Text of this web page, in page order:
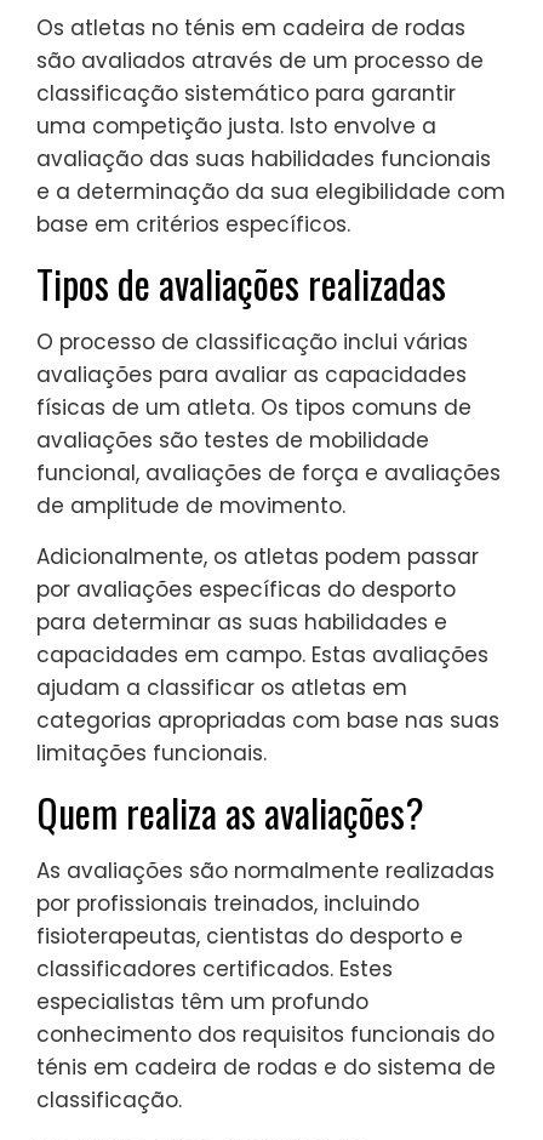
Os atletas no ténis em cadeira de rodas
são avaliados através de um processo de
classificação sistemático para garantir
uma competição justa. Isto envolve a
avaliação das suas habilidades funcionais
e a determinação da sua elegibilidade com
base em critérios específicos.
Tipos de avaliações realizadas
O processo de classificação inclui várias
avaliações para avaliar as capacidades
físicas de um atleta. Os tipos comuns de
avaliações são testes de mobilidade
funcional, avaliações de força e avaliações
de amplitude de movimento.
Adicionalmente, os atletas podem passar
por avaliações específicas do desporto
para determinar as suas habilidades e
capacidades em campo. Estas avaliações
ajudam a classificar os atletas em
categorias apropriadas com base nas suas
limitações funcionais.
Quem realiza as avaliações?
As avaliações são normalmente realizadas
por profissionais treinados, incluindo
fisioterapeutas, cientistas do desporto e
classificadores certificados. Estes
especialistas têm um profundo
conhecimento dos requisitos funcionais do
ténis em cadeira de rodas e do sistema de
classificação.